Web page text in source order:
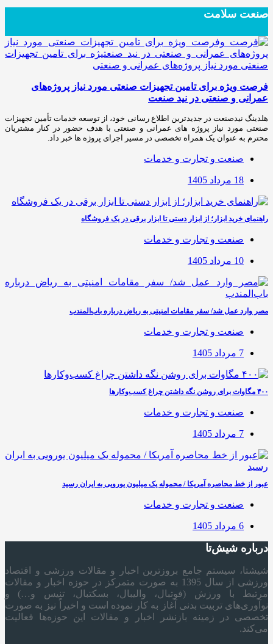
صنعت سلامت
فرصت ویژه برای تامین تجهیزات صنعتی مورد نیاز پروژه‌های
عمرانی و صنعتی در نید صنعت
هلدینگ نیدصنعت در جدیدترین اطلاع رسانی خود، از توسعه خدمات تأمین تجهیزات
صنعتی مورد نیاز پروژه های عمرانی و صنعتی با هدف حضور در کنار مشتریان
محترم به عنوان یک همراه تخصصی در مسیر اجرای پروژه ها خبر داد.
صنعت و تجارت و خدمات
18 مرداد 1405
راهنمای خرید ابزار؛ از ابزار دستی تا ابزار برقی در یک فروشگاه
صنعت و تجارت و خدمات
10 مرداد 1405
مصر وارد عمل شد/ سفر مقامات امنیتی به ریاض درباره باب‌المندب
صنعت و تجارت و خدمات
7 مرداد 1405
۴۰۰ مگاوات برای روشن نگه داشتن چراغ کسب‌وکار‌ها
صنعت و تجارت و خدمات
7 مرداد 1405
عبور از خط محاصره آمریکا / محموله یک میلیون یورویی به ایران رسید
صنعت و تجارت و خدمات
6 مرداد 1405
درباره شیش‌تا
شیشتا، سیستم جامع بروزترین اخبار و مقالات ورزشی و اقتصاد
ورزشی از سال 1395 به صورت متمرکز در حوزه اخبار و مقالات
مرتبط با ورزش (فوتبال، والیبال، بسکتبال، تنیس و…) و
نوآوری‌های تربیت بدنی آغاز به کار نموده است و اخیراً نیز به صورت
تخصصی در زمینه بازنشر اخبار و مقالات این حوزه‌ها فعالیت
می‌کند.